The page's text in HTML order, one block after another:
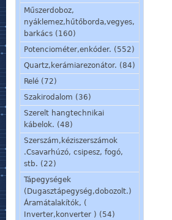
Műszerdoboz,
nyáklemez,hűtőborda,vegyes,
barkács (160)
Potenciométer,enkóder. (552)
Quartz,kerámiarezonátor. (84)
Relé (72)
Szakirodalom (36)
Szerelt hangtechnikai
kábelok. (48)
Szerszám,kéziszerszámok
.Csavarhúzó, csipesz, fogó,
stb. (22)
Tápegységek
(Dugasztápegység,dobozolt.)
Áramátalakítók, (
Inverter,konverter ) (54)